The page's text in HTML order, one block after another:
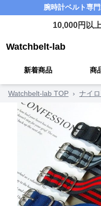
腕時計ベルト専
10,000円以
Watchbelt-lab
新着商品 商
Watchbelt-lab TOP › ナイ